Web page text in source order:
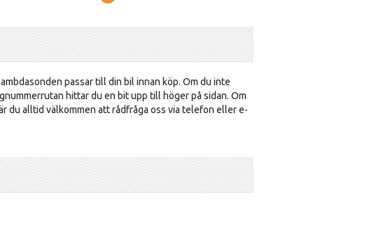
passar till din bil innan köp. Om du inte
hittar du en bit upp till höger på sidan. Om
du alltid välkommen att rådfråga oss via telefon eller e-